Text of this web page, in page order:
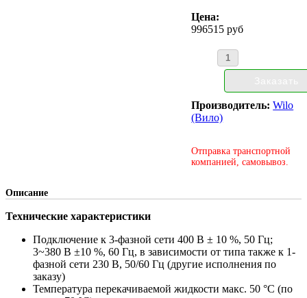
Цена:
996515 руб
Производитель:Wilo
(Вило)
Отправка транспортной
компанией, самовывоз.
Описание
Технические характеристики
Подключение к 3-фазной сети 400 В ± 10 %, 50 Гц;
3~380 В ±10 %, 60 Гц, в зависимости от типа также к 1-
фазной сети 230 В, 50/60 Гц (другие исполнения по
заказу)
Температура перекачиваемой жидкости макс. 50 °C (по